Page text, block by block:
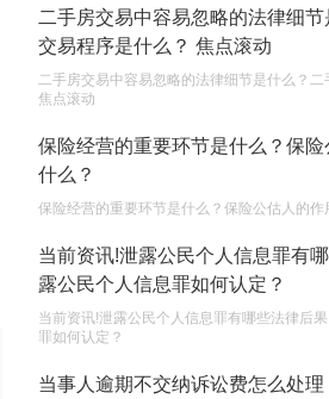
二手房交易中容易忽略的法律细
交易程序是什么？ 焦点滚动
二手房交易中容易忽略的法律细节是什么？二
焦点滚动
保险经营的重要环节是什么？保
什么？
保险经营的重要环节是什么？保险公估人的作
当前资讯!泄露公民个人信息罪有
露公民个人信息罪如何认定？
当前资讯!泄露公民个人信息罪有哪些法律后
罪如何认定？
当事人逾期不交纳诉讼费怎么处理